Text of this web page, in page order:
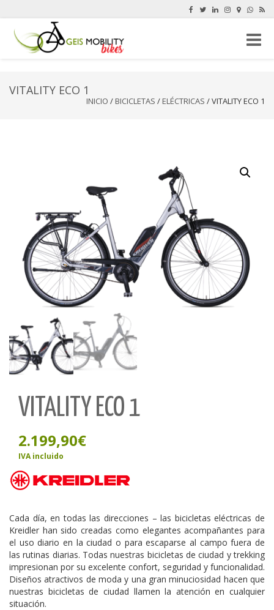
VITALITY ECO 1
INICIO / BICICLETAS / ELÉCTRICAS / VITALITY ECO 1
VITALITY ECO 1
2.199,90€
IVA incluido
Cada día, en todas las direcciones – las bicicletas eléctricas de
Kreidler han sido creadas como elegantes acompañantes para
el uso diario en la ciudad o para escaparse al campo fuera de
las rutinas diarias. Todas nuestras bicicletas de ciudad y trekking
impresionan por su excelente confort, seguridad y funcionalidad.
Diseños atractivos de moda y una gran minuciosidad hacen que
nuestras bicicletas de ciudad llamen la atención en cualquier
situación.